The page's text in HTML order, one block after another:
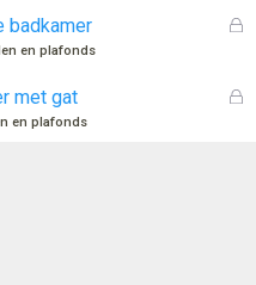
n
n
G
badkamer
en plafonds
G
met gat
en plafonds